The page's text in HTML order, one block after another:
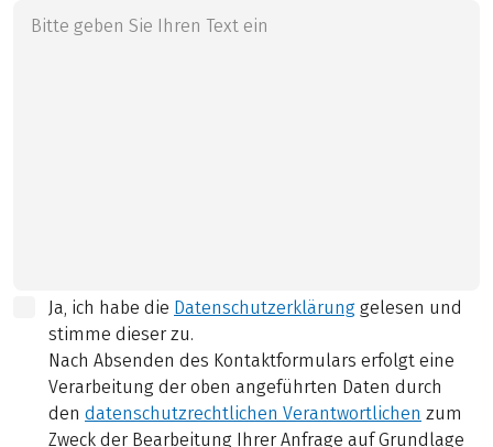
Ja, ich habe die Datenschutzerklärung gelesen und
stimme dieser zu.
Nach Absenden des Kontaktformulars erfolgt eine
Verarbeitung der oben angeführten Daten durch
den datenschutzrechtlichen Verantwortlichen zum
Zweck der Bearbeitung Ihrer Anfrage auf Grundlage